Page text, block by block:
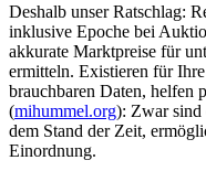
Deshalb unser Ratschlag:
inklusive Epoche bei
akkurate Marktpreise für
ermitteln. Existieren für
brauchbaren Daten, helfen
(mihummel.org): Zwar sind
dem Stand der Zeit,
Einordnung.